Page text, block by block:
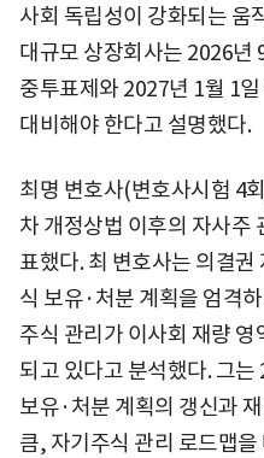
사회 독립성이 강화되는 움
대규모 상장회사는 2026년
중투표제와 2027년 1월 1
대비해야 한다고 설명했다.
최명 변호사(변호사시험 4
차 개정상법 이후의 자사주
표했다. 최 변호사는 의결
식 보유·처분 계획을 엄격
주식 관리가 이사회 재량 영
되고 있다고 분석했다. 그
보유·처분 계획의 갱신과
큼, 자기주식 관리 로드맵